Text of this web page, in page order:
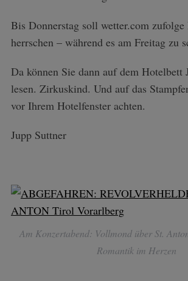
Bis Donnerstag soll wetter.com zufolge
herrschen – während es am Freitag zu
Da können Sie dann auf dem Hotelbett
lesen. Zirkuskind. Und auf das
vor Ihrem Hotelfenster achten.
Jupp Suttner
Am Konzertabend: Vollmond über St.
Romantik im Herzen